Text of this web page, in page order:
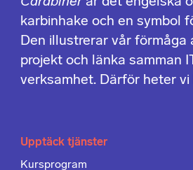
karbinhake och en symbol
Den illustrerar vår förmåga
projekt och länka samman
verksamhet. Därför heter vi
Upptäck tjänster
Kursprogram